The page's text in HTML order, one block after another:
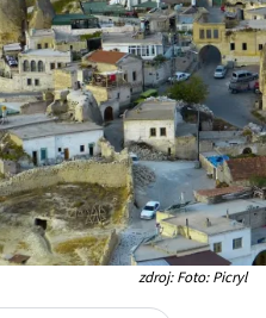
zdroj: Foto: Picryl